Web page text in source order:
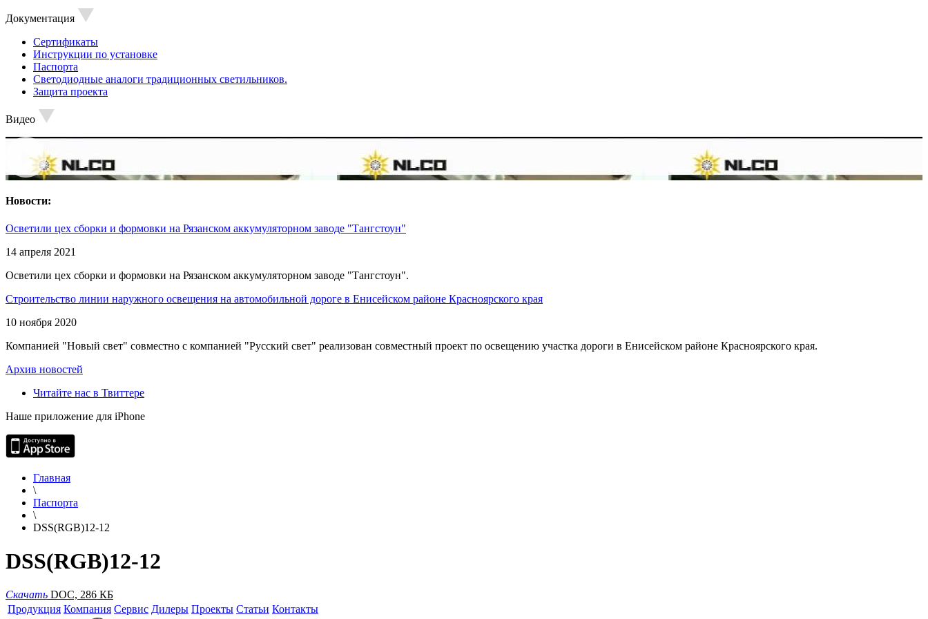
Документация
Сертификаты
Инструкции по установке
Паспорта
Светодиодные аналоги традиционных светильников.
Защита проекта
Видео
Новости:
Осветили цех сборки и формовки на Рязанском аккумуляторном заводе "Тангстоун"
14 апреля 2021
Осветили цех сборки и формовки на Рязанском аккумуляторном заводе "Тангстоун".
Строительство линии наружного освещения на автомобильной дороге в Енисейском районе Красноярского края
10 ноября 2020
Компанией "Новый свет" совместно с компанией "Русский свет" реализован совместный проект по освещению участка дороги в Енисейском районе Красноярского края.
Архив новостей
Читайте нас в Твиттере
Наше приложение для iPhone
Главная
\
Паспорта
\
DSS(RGB)12-12
DSS(RGB)12-12
Скачать DOC, 286 КБ
Продукция Компания Сервис Дилеры Проекты Статьи Контакты